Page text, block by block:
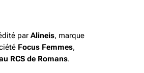
par Alineis, marque
Focus Femmes,
RCS de Romans.